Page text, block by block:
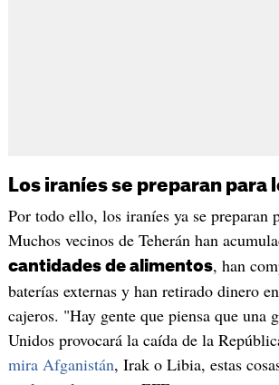
Los iraníes se preparan para
Por todo ello, los iraníes ya se preparan
Muchos vecinos de Teherán han
cantidades de alimentos, han
baterías externas y han retirado dinero
cajeros. "Hay gente que piensa que una
Unidos provocará la caída de la
mira Afganistán, Irak o Libia, estas